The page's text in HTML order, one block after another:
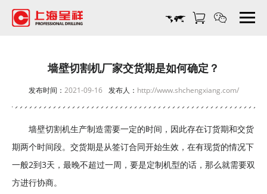
墙壁切割机厂家交货期是如何确定？
发布时间： 2021-09-16 发布人： http://www.shchengxiang.com/
墙壁切割机生产制造需要一定的时间，因此存在订货期和交货
期两个时间段。交货期是从签订合同开始生效，在有现货的情况下
一般2到3天，最晚不超过一周，要是定制机型的话，那么就需要双
方进行协商。